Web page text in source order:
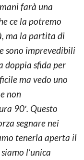
farà una
ce la potremo
ma la partita di
sono imprevedibili
doppia sfida per
ma vedo uno
non
90′. Questo
segnare nei
tenerla aperta il
l’unica